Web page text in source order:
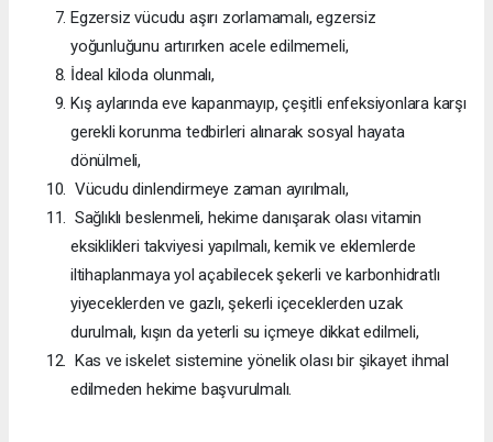
Egzersiz vücudu aşırı zorlamamalı, egzersiz
yoğunluğunu artırırken acele edilmemeli,
İdeal kiloda olunmalı,
Kış aylarında eve kapanmayıp, çeşitli enfeksiyonlara karşı
gerekli korunma tedbirleri alınarak sosyal hayata
dönülmeli,
Vücudu dinlendirmeye zaman ayırılmalı,
Sağlıklı beslenmeli, hekime danışarak olası vitamin
eksiklikleri takviyesi yapılmalı, kemik ve eklemlerde
iltihaplanmaya yol açabilecek şekerli ve karbonhidratlı
yiyeceklerden ve gazlı, şekerli içeceklerden uzak
durulmalı, kışın da yeterli su içmeye dikkat edilmeli,
Kas ve iskelet sistemine yönelik olası bir şikayet ihmal
edilmeden hekime başvurulmalı.